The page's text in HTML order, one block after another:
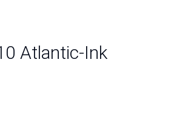
Atlantic-Ink